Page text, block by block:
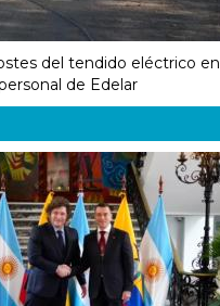
del tendido eléctrico en
de Edelar